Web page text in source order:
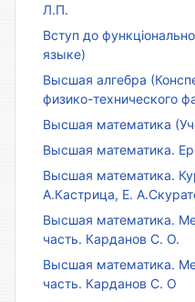
Л.П.
Вступ до
языке)
Высшая алгебра
физико-технического
Высшая математика
Высшая математика.
Высшая математика.
А.Кастрица, Е.
Высшая математика.
часть. Карданов С. О.
Высшая математика.
часть. Карданов С. О